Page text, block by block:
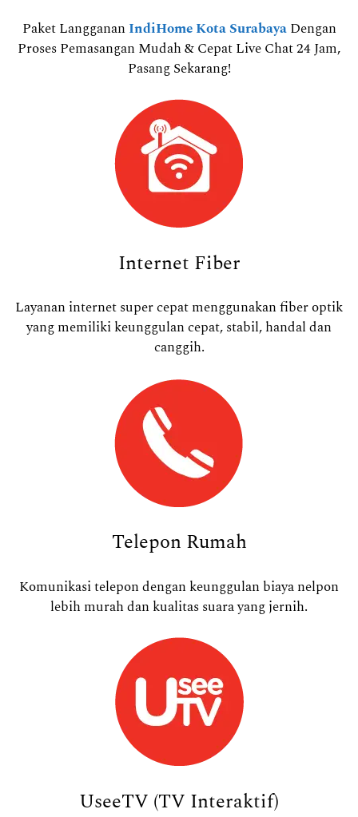
Paket Langganan IndiHome Kota SurabayaDengan
Proses Pemasangan Mudah & Cepat Live Chat 24 Jam,
Pasang Sekarang!
Internet Fiber
Layanan internet super cepat menggunakan fiber optik
yang memiliki keunggulan cepat, stabil, handal dan
canggih.
Telepon Rumah
Komunikasi telepon dengan keunggulan biaya nelpon
lebih murah dan kualitas suara yang jernih.
UseeTV (TV Interaktif)